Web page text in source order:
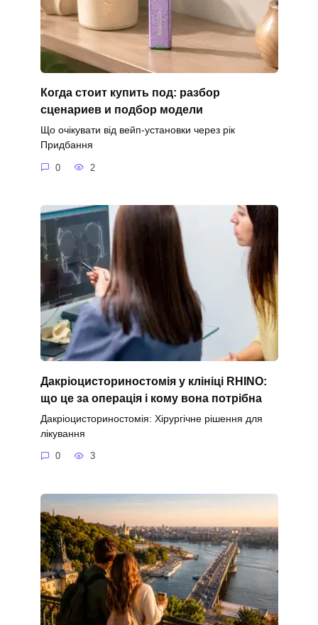
Когда стоит купить под: разбор
сценариев и подбор модели
Що очікувати від вейп-установки через рік
Придбання
0 2
Дакріоцисториностомія у клініці RHINO:
що це за операція і кому вона потрібна
Дакріоцисториностомія: Хірургічне рішення для
лікування
0 3